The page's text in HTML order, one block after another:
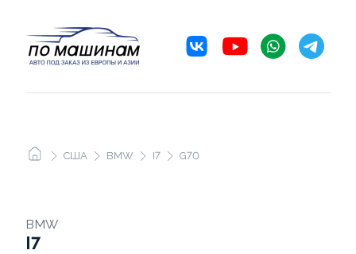
США BMW I7 G70
BMW
I7